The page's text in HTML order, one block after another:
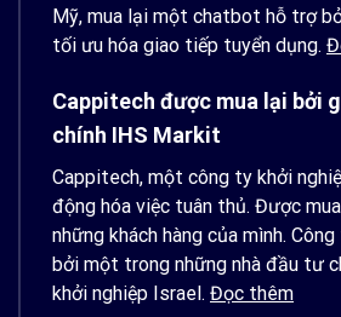
Mỹ, mua lại một chatbot hỗ trợ
tối ưu hóa giao tiếp tuyển dụng.
Cappitech được mua lại bởi
chính IHS Markit
Cappitech, một công ty khởi
động hóa việc tuân thủ. Được
những khách hàng của mình.
bởi một trong những nhà đầu tư
khởi nghiệp Israel. Đọc thêm